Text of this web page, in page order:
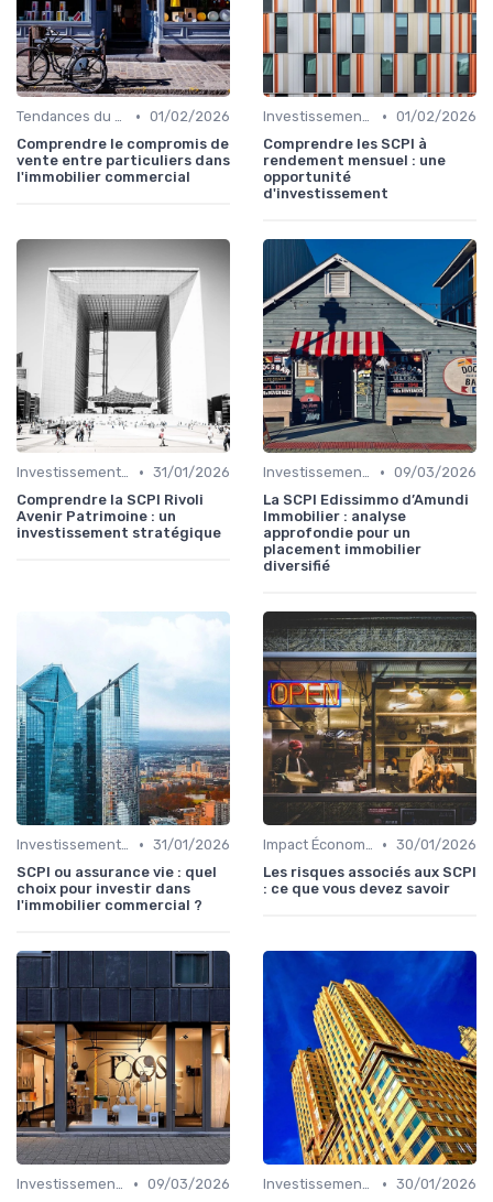
Tendances du Marché Immobilier Commercial • 01/02/2026
Comprendre le compromis de
vente entre particuliers dans
l'immobilier commercial
Investissements Immobiliers Stratégiques • 01/02/2026
Comprendre les SCPI à
rendement mensuel : une
opportunité
d'investissement
Investissements Immobiliers Stratégiques • 31/01/2026
Comprendre la SCPI Rivoli
Avenir Patrimoine : un
investissement stratégique
Investissements Immobiliers Stratégiques • 09/03/2026
La SCPI Edissimmo d’Amundi
Immobilier : analyse
approfondie pour un
placement immobilier
diversifié
Investissements Immobiliers Stratégiques • 31/01/2026
SCPI ou assurance vie : quel
choix pour investir dans
l'immobilier commercial ?
Impact Économique et Financier • 30/01/2026
Les risques associés aux SCPI
: ce que vous devez savoir
Investissements Immobiliers Stratégiques • 09/03/2026
Investissements Immobiliers Stratégiques • 30/01/2026